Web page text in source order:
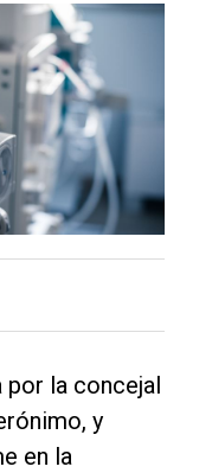
por la concejal
y
en la